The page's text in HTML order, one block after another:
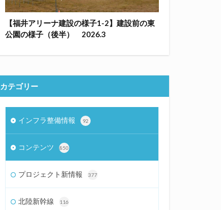
【福井アリーナ建設の様子1-2】建設前の東
公園の様子（後半） 2026.3
カテゴリー
インフラ整備情報 92
コンテンツ 850
プロジェクト新情報 377
北陸新幹線 116